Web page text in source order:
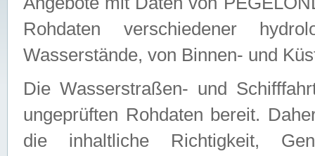
Rohdaten verschiedener
Wasserstände, von Binnen- und
Die Wasserstraßen- und
ungeprüften Rohdaten bereit.
die inhaltliche Richtigkeit,